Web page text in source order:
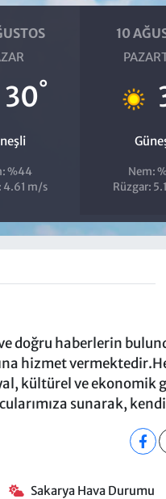
30°
%44
4.61 m/s
10
Nem:
Rüzgar:
doğru haberlerin
hizmet
kültürel ve ekonomik
sunarak,
Sakarya Hava Durumu